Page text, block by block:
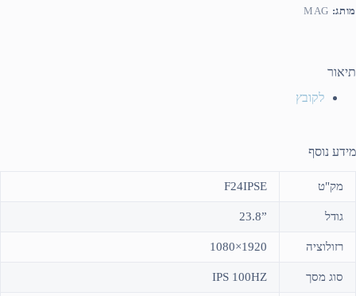
מותג: MAG
תיאור
לקובץ
מידע נוסף
מק"ט F24IPSE
גודל ”23.8
רזולוציה 1920×1080
סוג מסך IPS 100HZ